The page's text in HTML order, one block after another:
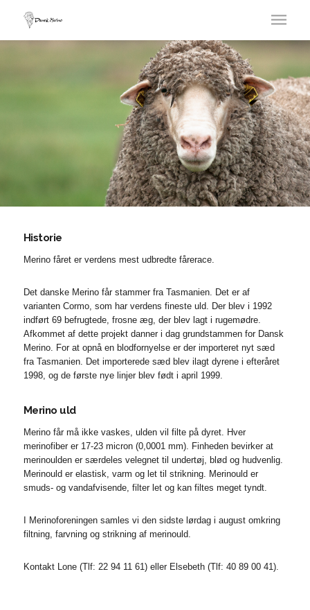
Historie
Merino fåret er verdens mest udbredte fårerace.
Det danske Merino får stammer fra Tasmanien. Det er af
varianten Cormo, som har verdens fineste uld. Der blev i 1992
indført 69 befrugtede, frosne æg, der blev lagt i rugemødre.
Afkommet af dette projekt danner i dag grundstammen for Dansk
Merino. For at opnå en blodfornyelse er der importeret nyt sæd
fra Tasmanien. Det importerede sæd blev ilagt dyrene i efteråret
1998, og de første nye linjer blev født i april 1999.
Merino uld
Merino får må ikke vaskes, ulden vil filte på dyret. Hver
merinofiber er 17-23 micron (0,0001 mm). Finheden bevirker at
merinoulden er særdeles velegnet til undertøj, blød og hudvenlig.
Merinould er elastisk, varm og let til strikning. Merinould er
smuds- og vandafvisende, filter let og kan filtes meget tyndt.
I Merinoforeningen samles vi den sidste lørdag i august omkring
filtning, farvning og strikning af merinould.
Kontakt Lone (Tlf: 22 94 11 61) eller Elsebeth (Tlf: 40 89 00 41).